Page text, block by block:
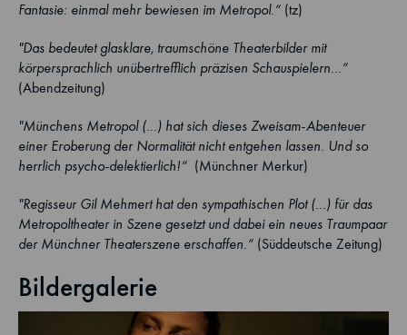
Fantasie: einmal mehr bewiesen im Metropol.“ (tz)
"Das bedeutet glasklare, traumschöne Theaterbilder mit
körpersprachlich unübertrefflich präzisen Schauspielern...“
(Abendzeitung)
"Münchens Metropol (...) hat sich dieses Zweisam-Abenteuer
einer Eroberung der Normalität nicht entgehen lassen. Und so
herrlich psycho-delektierlich!“ (Münchner Merkur)
"Regisseur Gil Mehmert hat den sympathischen Plot (...) für das
Metropoltheater in Szene gesetzt und dabei ein neues Traumpaar
der Münchner Theaterszene erschaffen.“ (Süddeutsche Zeitung)
Bildergalerie